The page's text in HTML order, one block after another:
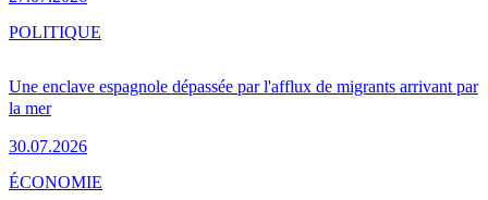
Une enclave espagnole dépassée par l'afflux de migrants arrivant par
la mer
30.07.2026
POLITIQUE
ÉCONOMIE